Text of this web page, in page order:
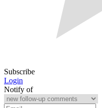
Subscribe
Login
Notify of